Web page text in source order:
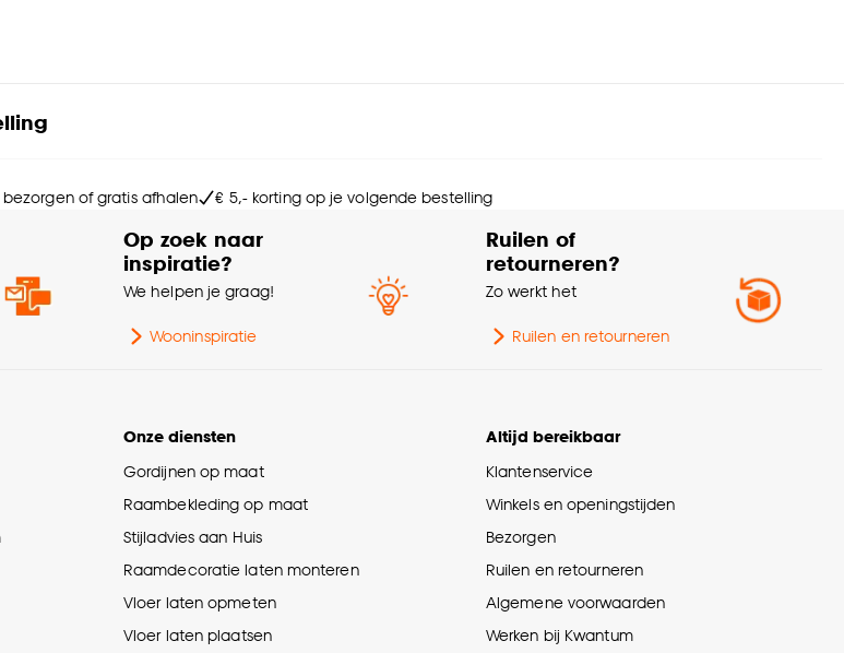
bezorgen of gratis afhalen € 5,- korting op je volgende bestelling
Op zoek naar
inspiratie?
We helpen je graag!
Wooninspiratie
Ruilen of
retourneren?
Zo werkt het
Ruilen en retourneren
Onze diensten
Gordijnen op maat
Raambekleding op maat
Stijladvies aan Huis
Raamdecoratie laten monteren
Vloer laten opmeten
Vloer laten plaatsen
Altijd bereikbaar
Klantenservice
Winkels en openingstijden
Bezorgen
Ruilen en retourneren
Algemene voorwaarden
Werken bij Kwantum